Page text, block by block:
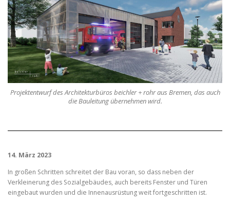
Projektentwurf des Architekturbüros beichler + rohr aus Bremen, das auch
die Bauleitung übernehmen wird.
14. März 2023
In großen Schritten schreitet der Bau voran, so dass neben der
Verkleinerung des Sozialgebäudes, auch bereits Fenster und Türen
eingebaut wurden und die Innenausrüstung weit fortgeschritten ist.